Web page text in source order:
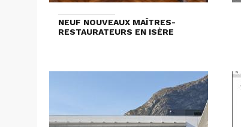
NEUF NOUVEAUX MAÎTRES-
RESTAURATEURS EN ISÈRE